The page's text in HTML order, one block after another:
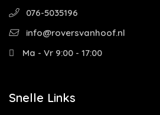
076-5035196
info@roversvanhoof.nl
Ma - Vr 9:00 - 17:00
Snelle Links